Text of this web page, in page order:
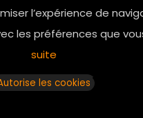
l’expérience de
les préférences que
suite
les cookies
01.42.72.42.51